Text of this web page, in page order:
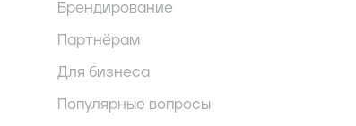
Брендирование
Партнёрам
Для бизнеса
Популярные вопросы